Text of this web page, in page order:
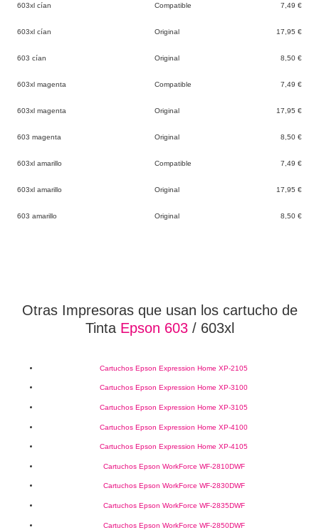
603xl cían Compatible 7,49 €
603xl cían Original 17,95 €
603 cían Original 8,50 €
603xl magenta Compatible 7,49 €
603xl magenta Original 17,95 €
603 magenta Original 8,50 €
603xl amarillo Compatible 7,49 €
603xl amarillo Original 17,95 €
603 amarillo Original 8,50 €
Otras Impresoras que usan los cartucho de
Tinta Epson 603/ 603xl
Cartuchos Epson Expression Home XP-2105
Cartuchos Epson Expression Home XP-3100
Cartuchos Epson Expression Home XP-3105
Cartuchos Epson Expression Home XP-4100
Cartuchos Epson Expression Home XP-4105
Cartuchos Epson WorkForce WF-2810DWF
Cartuchos Epson WorkForce WF-2830DWF
Cartuchos Epson WorkForce WF-2835DWF
Cartuchos Epson WorkForce WF-2850DWF